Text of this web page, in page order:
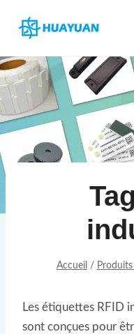
Accueil /
Les étiquettes RFID
sont conçues pour